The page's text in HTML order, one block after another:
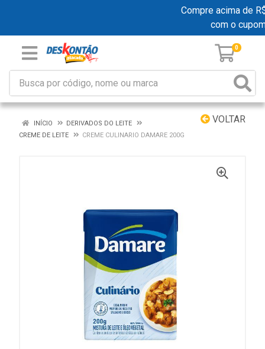
Compre acima de
com o
0
VOLTAR
INÍCIO
DERIVADOS DO LEITE
CREME DE LEITE
CREME CULINARIO DAMARE 200G